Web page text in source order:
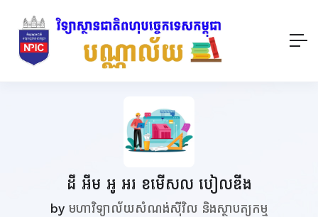
ដឹ អឹម អូ អរ ខមើសល បៀលឌីង
by មហាវិទ្យាល័យសំណង់ស៊ីវិល និងស្ថាបត្យកម្ម